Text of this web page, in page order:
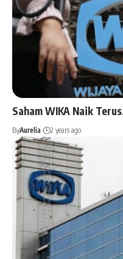
Saham WIKA Naik
ByAurelia 2 years ago